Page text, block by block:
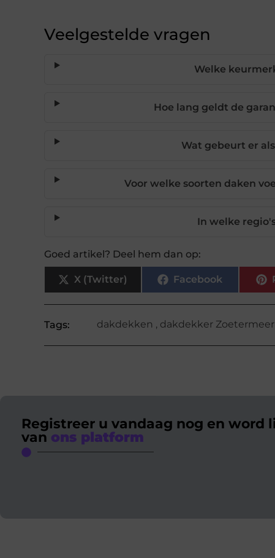
Veelgestelde vragen
Welke
Hoe lang geldt de
Wat gebeurt er
Voor welke soorten daken
In welke
Goed artikel? Deel hem dan op:
X (Twitter) Facebook
Tags: dakdekken , dakdekker Zoetermeer
Registreer u vandaag nog en word
van ons platform